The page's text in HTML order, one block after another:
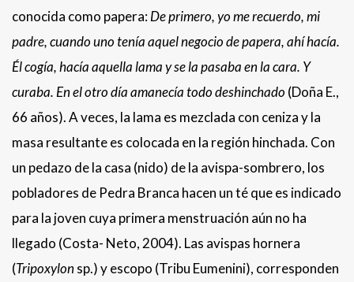
conocida como papera:De primero, yome recuerdo, mi
padre, cuando uno tenía aquel negociode papera, ahí hacía.
Él cogía, hacía aquella lama yse lapasaba en la cara. Y
curaba. En el otro día amanecía tododeshinchado (Doña E.,
66 años). A veces, la lama es mezclada con ceniza y la
masa resultante es colocada en la región hinchada. Con
un pedazo de la casa (nido) de la avispa-sombrero, los
pobladores de Pedra Branca hacen un té que es indicado
para la joven cuya primera menstruación aún no ha
llegado (Costa- Neto, 2004). Las avispas hornera
(Tripoxylonsp.) y escopo (Tribu Eumenini), corresponden